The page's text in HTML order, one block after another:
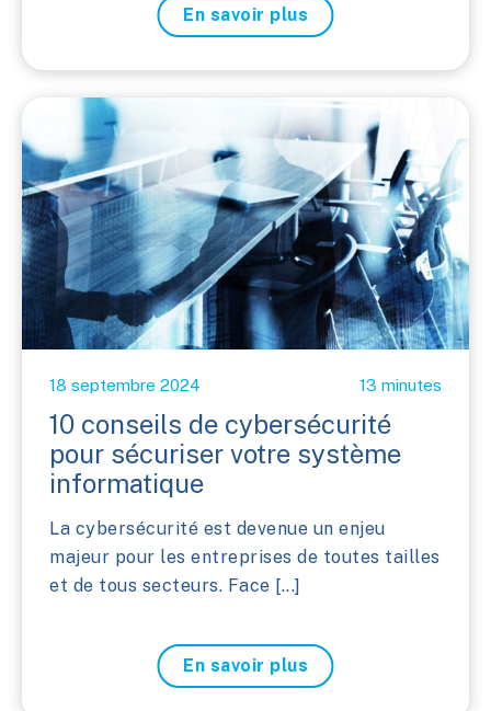
En savoir plus
18 septembre 2024 13 minutes
10 conseils de cybersécurité
pour sécuriser votre système
informatique
La cybersécurité est devenue un enjeu
majeur pour les entreprises de toutes tailles
et de tous secteurs. Face [...]
En savoir plus